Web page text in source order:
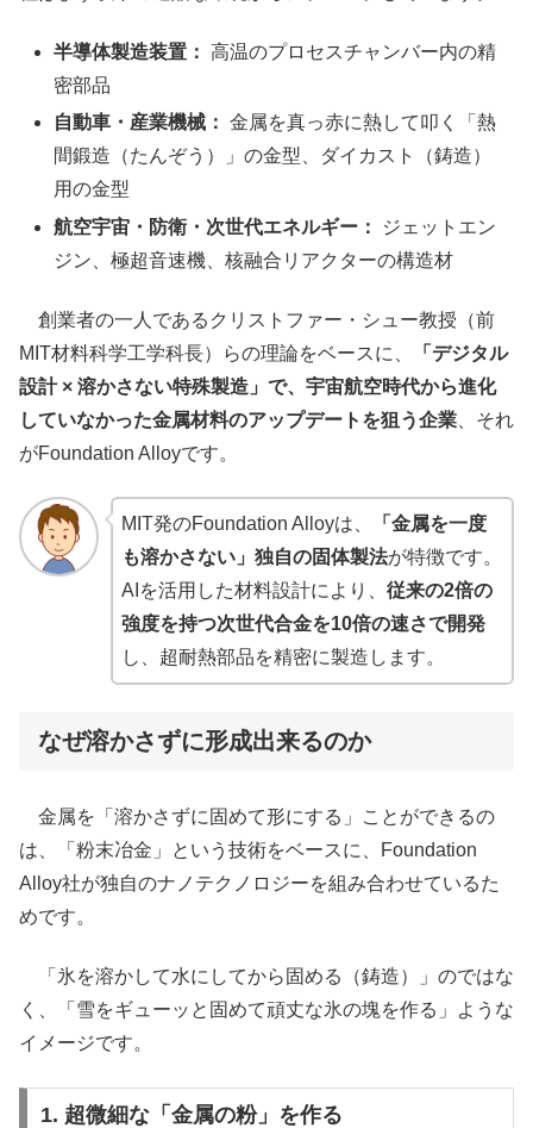
半導体製造装置： 高温のプロセスチャンバー内の精
密部品
自動車・産業機械： 金属を真っ赤に熱して叩く「熱
間鍛造（たんぞう）」の金型、ダイカスト（鋳造）
用の金型
航空宇宙・防衛・次世代エネルギー：
ジェットエン
ジン、極超音速機、核融合リアクターの構造材
創業者の一人であるクリストファー・シュー教授（前
MIT材料科学工学科長）らの理論をベースに、
「デジタル
設計 × 溶かさない特殊製造」で、宇宙航空時代から進化
していなかった金属材料のアップデートを狙う企業 、それ
がFoundation Alloyです。
MIT発のFoundation Alloyは、
「金属を一度
も溶かさない」独自の固体製法が特徴です。
AIを活用した材料設計により、 従来の2倍の
強度を持つ次世代合金を10倍の速さで開発
し、超耐熱部品を精密に製造します。
なぜ溶かさずに形成出来るのか
金属を「溶かさずに固めて形にする」ことができるの
は、「粉末冶金」という技術をベースに、Foundation
Alloy社が独自のナノテクノロジーを組み合わせているた
めです。
「氷を溶かして水にしてから固める（鋳造）」のではな
く、「雪をギューッと固めて頑丈な氷の塊を作る」ような
イメージです。
1. 超微細な「金属の粉」を作る